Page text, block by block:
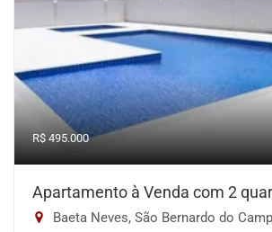
R$ 495.000
Apartamento à Venda com 2
Baeta Neves, São Bernardo do